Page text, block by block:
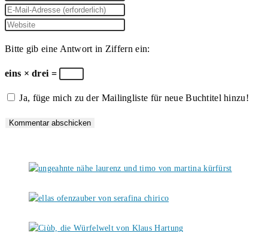
deinen
Namen
Benutzernamen
zum
ein
Gib
deine
Mail-
Adresse
Kommentieren
Gib
Website-
URL
(optional)
Bitte gib eine Antwort in Ziffern ein:
eins × drei =
Ja, füge mich zu der Mailingliste für neue Buchtitel hinzu!